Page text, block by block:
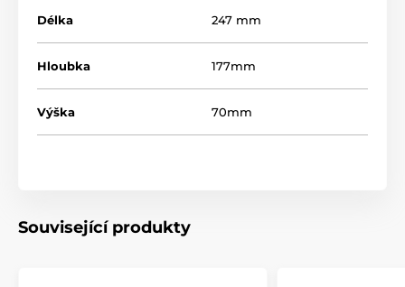
Délka 247 mm
Hloubka 177mm
Výška 70mm
Související produkty